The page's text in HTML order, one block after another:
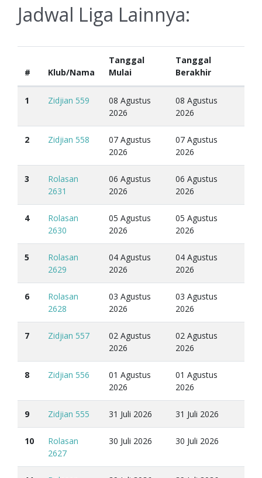
Jadwal Liga Lainnya:
# Klub/Nama
Tanggal
Mulai
Tanggal
Berakhir
1 Zidjian 559
08 Agustus
2026
08 Agustus
2026
2 Zidjian 558
07 Agustus
2026
07 Agustus
2026
3
Rolasan
2631
06 Agustus
2026
06 Agustus
2026
4
Rolasan
2630
05 Agustus
2026
05 Agustus
2026
5
Rolasan
2629
04 Agustus
2026
04 Agustus
2026
6
Rolasan
2628
03 Agustus
2026
03 Agustus
2026
7 Zidjian 557
02 Agustus
2026
02 Agustus
2026
8 Zidjian 556
01 Agustus
2026
01 Agustus
2026
9 Zidjian 555 31 Juli 2026 31 Juli 2026
10
Rolasan
2627
30 Juli 2026 30 Juli 2026